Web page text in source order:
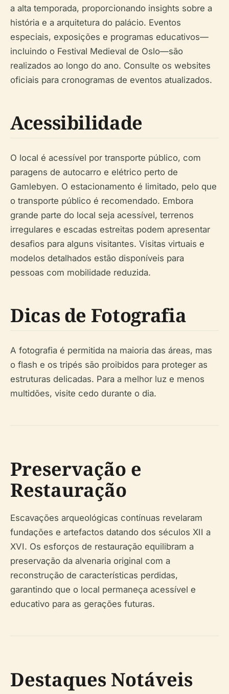
a alta temporada, proporcionando insights sobre a
história e a arquitetura do palácio. Eventos
especiais, exposições e programas educativos—
incluindo o Festival Medieval de Oslo—são
realizados ao longo do ano. Consulte os websites
oficiais para cronogramas de eventos atualizados.
Acessibilidade
O local é acessível por transporte público, com
paragens de autocarro e elétrico perto de
Gamlebyen. O estacionamento é limitado, pelo que
o transporte público é recomendado. Embora
grande parte do local seja acessível, terrenos
irregulares e escadas estreitas podem apresentar
desafios para alguns visitantes. Visitas virtuais e
modelos detalhados estão disponíveis para
pessoas com mobilidade reduzida.
Dicas de Fotografia
A fotografia é permitida na maioria das áreas, mas
o flash e os tripés são proibidos para proteger as
estruturas delicadas. Para a melhor luz e menos
multidões, visite cedo durante o dia.
Preservação e
Restauração
Escavações arqueológicas contínuas revelaram
fundações e artefactos datando dos séculos XII a
XVI. Os esforços de restauração equilibram a
preservação da alvenaria original com a
reconstrução de características perdidas,
garantindo que o local permaneça acessível e
educativo para as gerações futuras.
Destaques Notáveis